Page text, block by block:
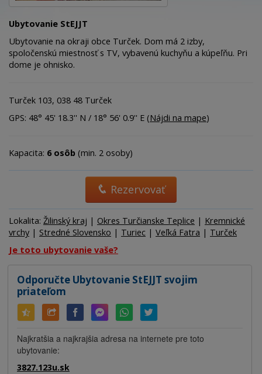
Ubytovanie StEJJT
Ubytovanie na okraji obce Turček. Dom má 2 izby,
spoločenskú miestnosť s TV, vybavenú kuchyňu a kúpeľňu. Pri
dome je ohnisko.
Turček 103, 038 48 Turček
GPS: 48° 45' 18.3'' N / 18° 56' 0.9'' E (Nájdi na mape)
Kapacita: 6 osôb (min. 2 osoby)
Rezervovať
Lokalita: Žilinský kraj | Okres Turčianske Teplice | Kremnické
vrchy | Stredné Slovensko | Turiec | Veľká Fatra | Turček
Je toto ubytovanie vaše?
Odporučte Ubytovanie StEJJT svojim
priateľom
Najkratšia a najkrajšia adresa na internete pre toto
ubytovanie:
3827.123u.sk